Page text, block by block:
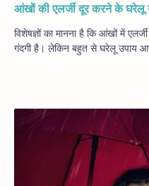
आंखों की एलर्जी दूर करने के घरेलू
विशेषज्ञों का मानना है कि आंखों में
गंदगी है। लेकिन बहुत से घरेलू उपाय